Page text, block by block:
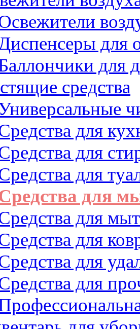
для
для
средства
для
для
для
для
для
для
для
для